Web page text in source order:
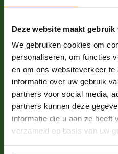
Deze website maakt gebruik
We gebruiken cookies om
personaliseren, om functies
en om ons websiteverkeer
informatie over uw gebruik
partners voor social media,
partners kunnen deze
informatie die u aan ze heeft
verzameld op basis van uw
Solitaire bijen
Hommels
Bijensterfte
Nestelgelegenheid
Bij-vriendelijk beheer